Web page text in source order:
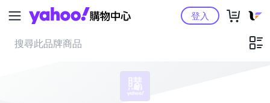
Yahoo購物中心登入